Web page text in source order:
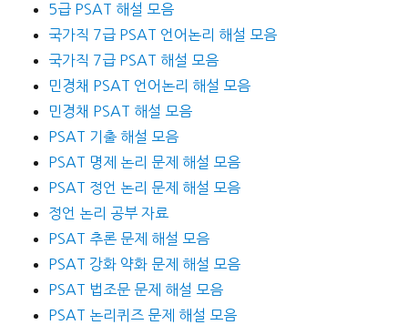
5급 PSAT 해설 모음
국가직 7급 PSAT 언어논리 해설 모음
국가직 7급 PSAT 해설 모음
민경채 PSAT 언어논리 해설 모음
민경채 PSAT 해설 모음
PSAT 기출 해설 모음
PSAT 명제 논리 문제 해설 모음
PSAT 정언 논리 문제 해설 모음
정언 논리 공부 자료
PSAT 추론 문제 해설 모음
PSAT 강화 약화 문제 해설 모음
PSAT 법조문 문제 해설 모음
PSAT 논리퀴즈 문제 해설 모음